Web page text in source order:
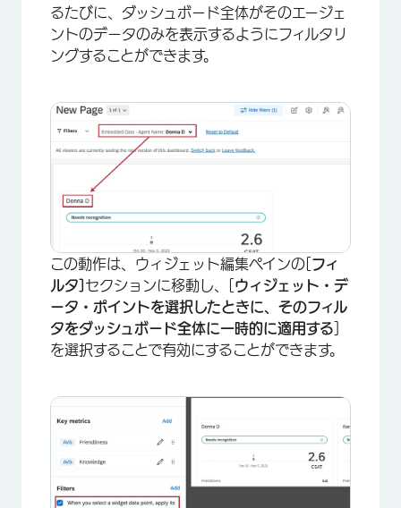
るたびに、ダッシュボード全体がそのエージェ
ントのデータのみを表示するようにフィルタリ
ングすることができます。
この動作は、ウィジェット編集ペインの[ フィ
ルタ] セクションに移動し、[ ウィジェット・デ
ータ・ポイントを選択したときに、そのフィル
タをダッシュボード全体に一時的に適用する
を選択することで有効にすることができます。